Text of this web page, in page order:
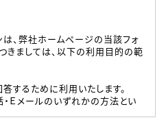
、弊社ホームページの当該フォ
きましては、以下の利用目的の範
るために利用いたします。
Ｅメールのいずれかの方法とい